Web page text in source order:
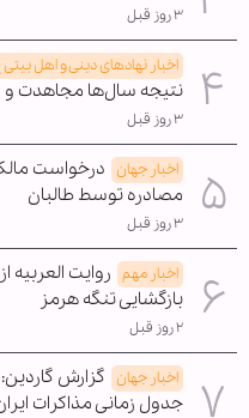
۳ روز قبل
اخبار نهادهای دینی و اهل
نتیجه سال‌ها مجاهدت و
۳ روز قبل
اخبار جهان درخواست
مصادره توسط طالبان
۳ روز قبل
اخبار مهم روایت العربیه
بازگشایی تنگه هرمز
۲ روز قبل
اخبار جهان گزارش
جدول زمانی مذاکرات